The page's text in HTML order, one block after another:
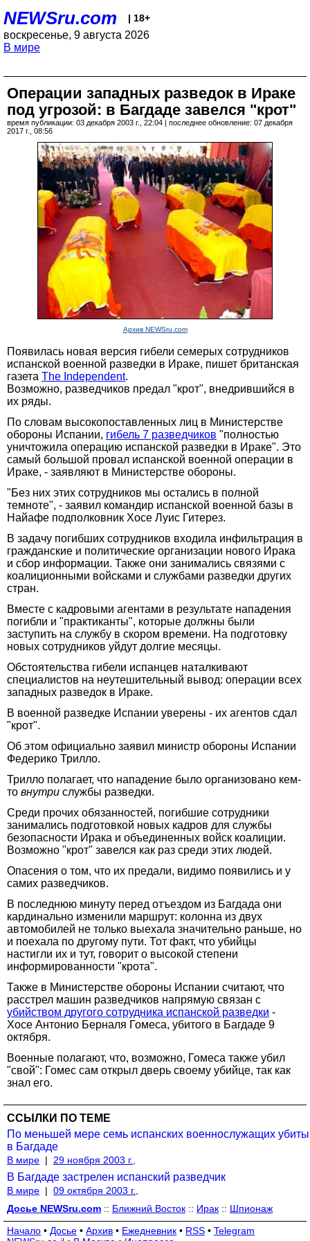
NEWSru.com | 18+
воскресенье, 9 августа 2026
В мире
Операции западных разведок в Ираке
под угрозой: в Багдаде завелся "крот"
время публикации: 03 декабря 2003 г., 22:04 | последнее обновление: 07 декабря
2017 г., 08:56
Архив NEWSru.com
Появилась новая версия гибели семерых сотрудников
испанской военной разведки в Ираке, пишет британская
газета The Independent.
Возможно, разведчиков предал "крот", внедрившийся в
их ряды.
По словам высокопоставленных лиц в Министерстве
обороны Испании, гибель 7 разведчиков "полностью
уничтожила операцию испанской разведки в Ираке". Это
самый большой провал испанской военной операции в
Ираке, - заявляют в Министерстве обороны.
"Без них этих сотрудников мы остались в полной
темноте", - заявил командир испанской военной базы в
Найафе подполковник Хосе Луис Гитерез.
В задачу погибших сотрудников входила инфильтрация в
гражданские и политические организации нового Ирака
и сбор информации. Также они занимались связями с
коалиционными войсками и службами разведки других
стран.
Вместе с кадровыми агентами в результате нападения
погибли и "практиканты", которые должны были
заступить на службу в скором времени. На подготовку
новых сотрудников уйдут долгие месяцы.
Обстоятельства гибели испанцев наталкивают
специалистов на неутешительный вывод: операции всех
западных разведок в Ираке.
В военной разведке Испании уверены - их агентов сдал
"крот".
Об этом официально заявил министр обороны Испании
Федерико Трилло.
Трилло полагает, что нападение было организовано кем-
то внутри службы разведки.
Среди прочих обязанностей, погибшие сотрудники
занимались подготовкой новых кадров для службы
безопасности Ирака и объединенных войск коалиции.
Возможно "крот" завелся как раз среди этих людей.
Опасения о том, что их предали, видимо появились и у
самих разведчиков.
В последнюю минуту перед отъездом из Багдада они
кардинально изменили маршрут: колонна из двух
автомобилей не только выехала значительно раньше, но
и поехала по другому пути. Тот факт, что убийцы
настигли их и тут, говорит о высокой степени
информированности "крота".
Также в Министерстве обороны Испании считают, что
расстрел машин разведчиков напрямую связан с
убийством другого сотрудника испанской разведки -
Хосе Антонио Берналя Гомеса, убитого в Багдаде 9
октября.
Военные полагают, что, возможно, Гомеса также убил
"свой": Гомес сам открыл дверь своему убийце, так как
знал его.
ССЫЛКИ ПО ТЕМЕ
По меньшей мере семь испанских военнослужащих убиты
в Багдаде
В мире | 29 ноября 2003 г.,
В Багдаде застрелен испанский разведчик
В мире | 09 октября 2003 г.,
Досье NEWSru.com :: Ближний Восток :: Ирак :: Шпионаж
Начало • Досье • Архив • Ежедневник • RSS • Telegram